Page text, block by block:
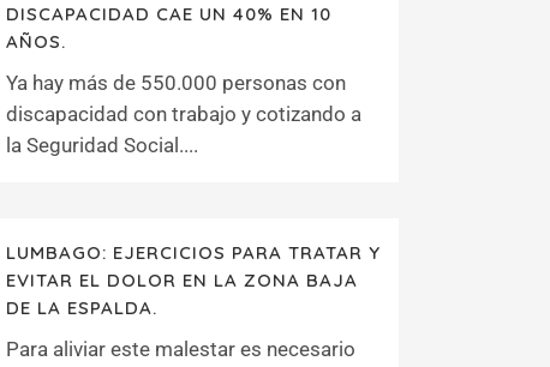
DISCAPACIDAD CAE UN 40% EN 10
AÑOS.
Ya hay más de 550.000 personas con
discapacidad con trabajo y cotizando a
la Seguridad Social....
LUMBAGO: EJERCICIOS PARA TRATAR Y
EVITAR EL DOLOR EN LA ZONA BAJA
DE LA ESPALDA.
Para aliviar este malestar es necesario